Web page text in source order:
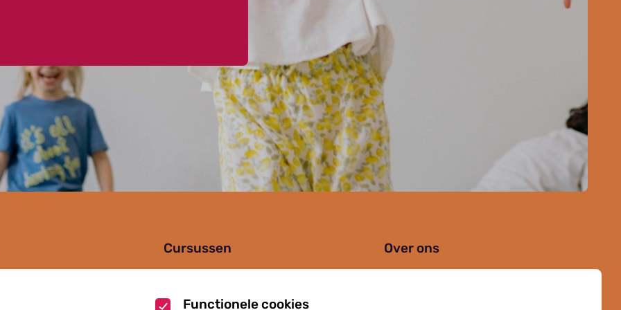
Functionele cookies
Cursussen
Kunst cursussen
Over ons